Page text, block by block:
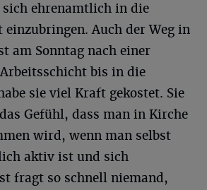
ehrenamtlich in die
einzubringen. Auch der Weg in
am Sonntag nach einer
bis in die
sie viel Kraft gekostet. Sie
Gefühl, dass man in Kirche
wird, wenn man selbst
aktiv ist und sich
fragt so schnell niemand,